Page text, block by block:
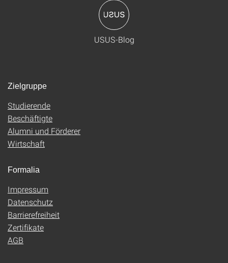
USUS-Blog
Zielgruppe
Studierende
Beschäftigte
Alumni und Förderer
Wirtschaft
Formalia
Impressum
Datenschutz
Barrierefreiheit
Zertifikate
AGB